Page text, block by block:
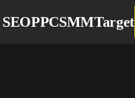
SEOPPCSMMTarget